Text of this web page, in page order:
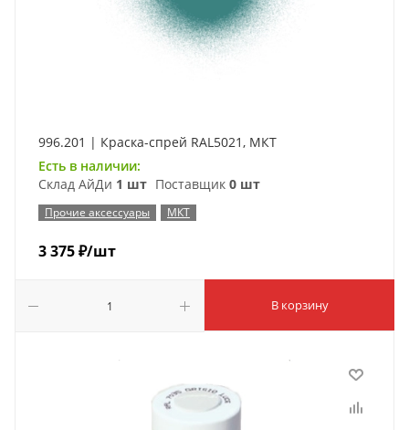
996.201 | Краска-спрей RAL5021, МКТ
Есть в наличии:
Склад АйДи 1 шт Поставщик 0 шт
Прочие аксессуары МКТ
3 375₽/шт
В корзину